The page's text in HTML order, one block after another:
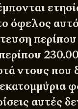
όφελος
ντους που
αυτές